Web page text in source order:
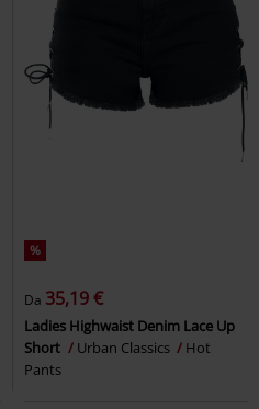
%
Da 35,19 €
Ladies Highwaist Denim Lace Up
Short
Urban Classics
Hot
Pants